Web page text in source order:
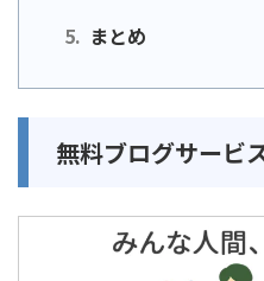
まとめ
無料ブログサービ